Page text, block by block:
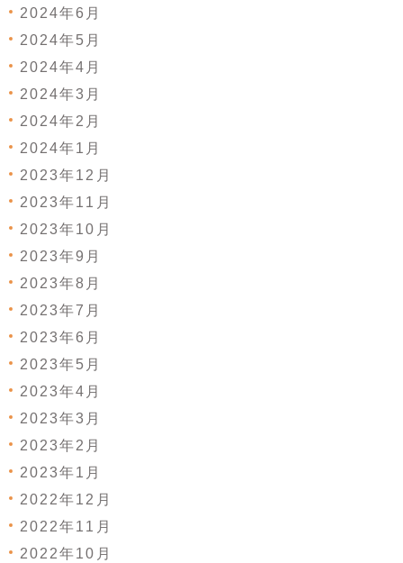
2024年6月
2024年5月
2024年4月
2024年3月
2024年2月
2024年1月
2023年12月
2023年11月
2023年10月
2023年9月
2023年8月
2023年7月
2023年6月
2023年5月
2023年4月
2023年3月
2023年2月
2023年1月
2022年12月
2022年11月
2022年10月